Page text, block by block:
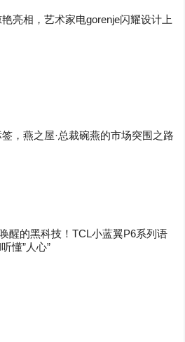
亮相，艺术家电gorenje闪耀设计上
，燕之屋·总裁碗燕的市场突围之路
醒的黑科技！TCL小蓝翼P6系列语
懂”人心”